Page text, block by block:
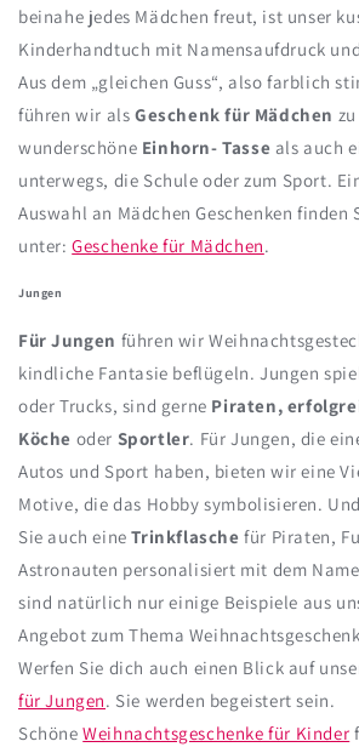
beinahe jedes Mädchen freut, ist unser
Kinderhandtuch mit Namensaufdruck
Aus dem „gleichen Guss“, also farblich
führen wir als Geschenk für Mädchen
wunderschöne Einhorn- Tasse als auch
unterwegs, die Schule oder zum Sport.
Auswahl an Mädchen Geschenken finden
unter: Geschenke für Mädchen.
Jungen
Für Jungen führen wir
kindliche Fantasie beflügeln. Jungen
oder Trucks, sind gerne Piraten,
Köche oder Sportler. Für Jungen, die
Autos und Sport haben, bieten wir eine
Motive, die das Hobby symbolisieren.
Sie auch eine Trinkflasche für Piraten,
Astronauten personalisiert mit dem
sind natürlich nur einige Beispiele aus
Angebot zum Thema
Werfen Sie dich auch einen Blick auf
für Jungen. Sie werden begeistert sein.
Schöne Weihnachtsgeschenke für Kinder